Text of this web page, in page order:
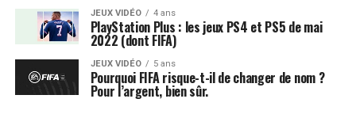
JEUX VIDÉO 4 ans
PlayStation Plus : les jeux PS4 et PS5 de mai
2022 (dont FIFA)
JEUX VIDÉO 5 ans
Pourquoi FIFA risque-t-il de changer de nom ?
Pour l’argent, bien sûr.